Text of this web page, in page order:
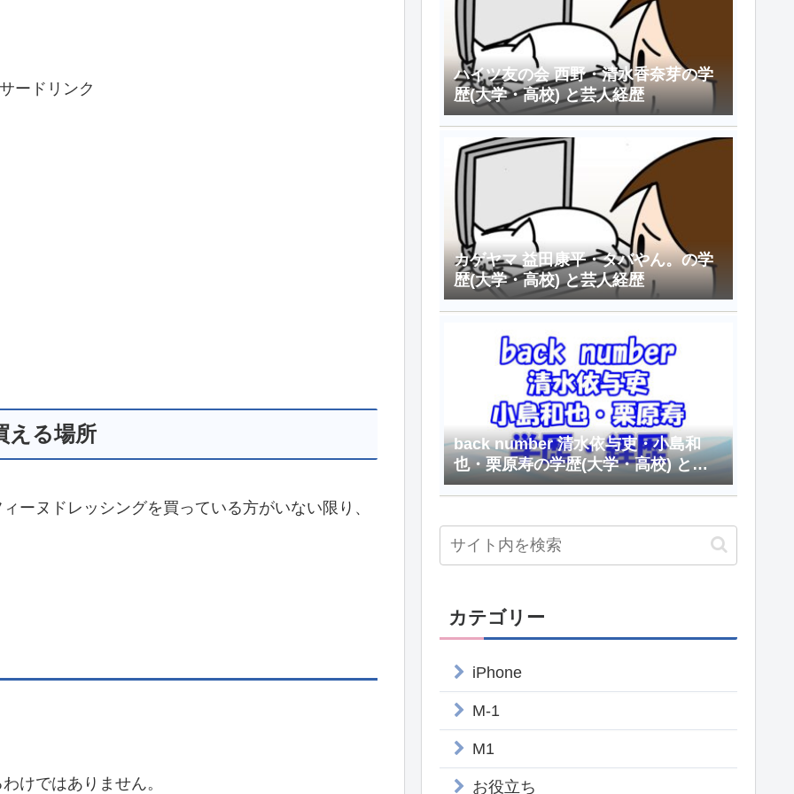
ードリンク
える場所
ーヌドレッシングを買っている方がいない限り、
けではありません。
ハイツ友の会 西野・清水香奈芽の学
歴(大学・高校) と芸人経歴
カゲヤマ 益田康平・タバやん。の学
歴(大学・高校) と芸人経歴
back number 清水依与吏・小島和
也・栗原寿の学歴(大学・高校) と経
歴
カテゴリー
iPhone
M-1
M1
お役立ち